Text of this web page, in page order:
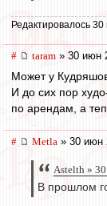
Редактировалось
# taram » 30 июн
Может у
И до сих пор
по арендам, а
# Metla » 30 июн
Astelth »
В прошлом